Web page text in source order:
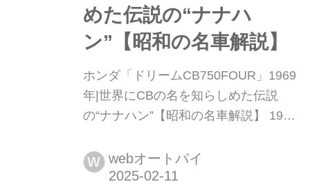
めた伝説の“ナナハ
ン”【昭和の名車解説】
ホンダ「ドリームCB750FOUR」1969
年|世界にCBの名を知らしめた伝説
の“ナナハン”【昭和の名車解説】 1969
ク、ホンダドリームCB750FOUR。当
時のホンダの技術が惜しみなく注がれ
W webオートバイ